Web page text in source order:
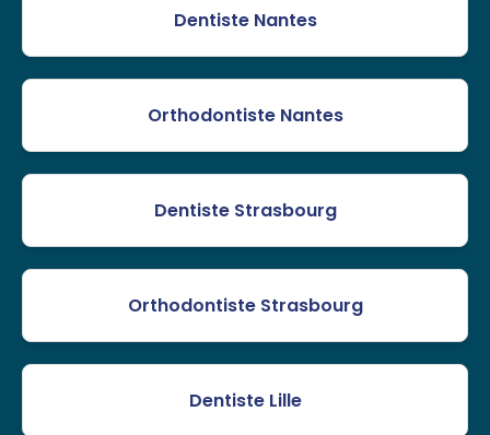
Dentiste Nantes
Orthodontiste Nantes
Dentiste Strasbourg
Orthodontiste Strasbourg
Dentiste Lille